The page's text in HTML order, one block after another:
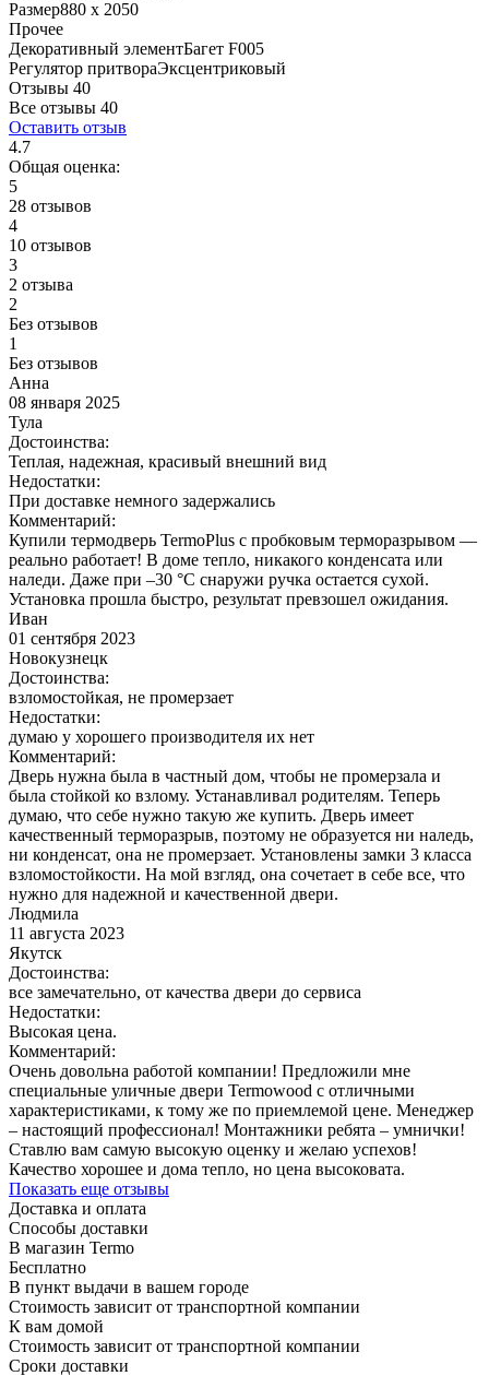
Размер880 x 2050
Прочее
Декоративный элементБагет F005
Регулятор притвораЭксцентриковый
Отзывы 40
Все отзывы 40
Оставить отзыв
4.7
Общая оценка:
5
28 отзывов
4
10 отзывов
3
2 отзыва
2
Без отзывов
1
Без отзывов
Анна
08 января 2025
Тула
Достоинства:
Теплая, надежная, красивый внешний вид
Недостатки:
При доставке немного задержались
Комментарий:
Купили термодверь TermoPlus с пробковым терморазрывом —
реально работает! В доме тепло, никакого конденсата или
наледи. Даже при –30 °C снаружи ручка остается сухой.
Установка прошла быстро, результат превзошел ожидания.
Иван
01 сентября 2023
Новокузнецк
Достоинства:
взломостойкая, не промерзает
Недостатки:
думаю у хорошего производителя их нет
Комментарий:
Дверь нужна была в частный дом, чтобы не промерзала и
была стойкой ко взлому. Устанавливал родителям. Теперь
думаю, что себе нужно такую же купить. Дверь имеет
качественный терморазрыв, поэтому не образуется ни наледь,
ни конденсат, она не промерзает. Установлены замки 3 класса
взломостойкости. На мой взгляд, она сочетает в себе все, что
нужно для надежной и качественной двери.
Людмила
11 августа 2023
Якутск
Достоинства:
все замечательно, от качества двери до сервиса
Недостатки:
Высокая цена.
Комментарий:
Очень довольна работой компании! Предложили мне
специальные уличные двери Termowood с отличными
характеристиками, к тому же по приемлемой цене. Менеджер
– настоящий профессионал! Монтажники ребята – умнички!
Ставлю вам самую высокую оценку и желаю успехов!
Качество хорошее и дома тепло, но цена высоковата.
Показать еще отзывы
Доставка и оплата
Способы доставки
В магазин Termo
Бесплатно
В пункт выдачи в вашем городе
Стоимость зависит от транспортной компании
К вам домой
Стоимость зависит от транспортной компании
Сроки доставки